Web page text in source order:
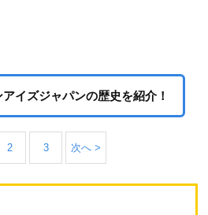
イズジャパンの歴史を紹介！
2 3 次へ >